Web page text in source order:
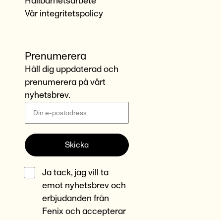
Vår integritetspolicy
Prenumerera
Håll dig uppdaterad och
prenumerera på vårt
nyhetsbrev.
Skicka
Ja tack, jag vill ta
emot nyhetsbrev och
erbjudanden från
Fenix och accepterar